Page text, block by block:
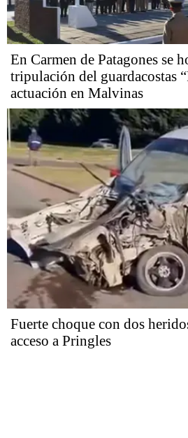
En Carmen de Patagones se
tripulación del guardacostas
actuación en Malvinas
Fuerte choque con dos
acceso a Pringles